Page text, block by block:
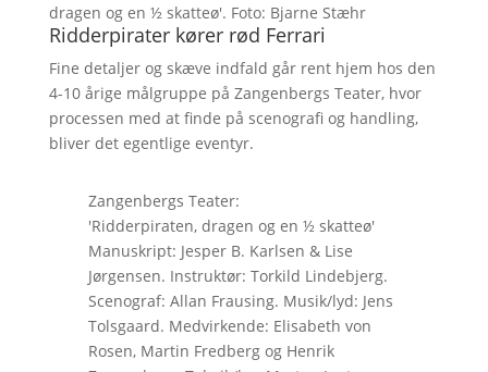
dragen og en ½ skatteø'. Foto: Bjarne Stæhr
Ridderpirater kører rød Ferrari
Fine detaljer og skæve indfald går rent hjem hos den
4-10 årige målgruppe på Zangenbergs Teater, hvor
processen med at finde på scenografi og handling,
bliver det egentlige eventyr.
Zangenbergs Teater:
'Ridderpiraten, dragen og en ½ skatteø'
Manuskript: Jesper B. Karlsen & Lise
Jørgensen. Instruktør: Torkild Lindebjerg.
Scenograf: Allan Frausing. Musik/lyd: Jens
Tolsgaard. Medvirkende: Elisabeth von
Rosen, Martin Fredberg og Henrik